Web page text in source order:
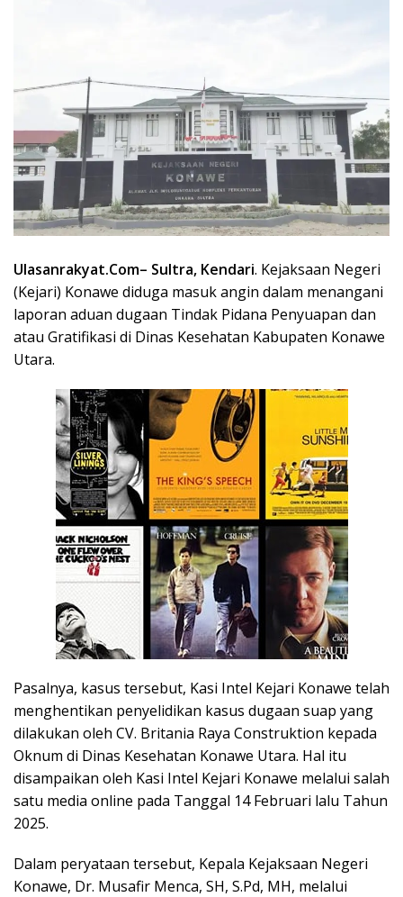
Ulasanrakyat.Com– Sultra, Kendari. Kejaksaan Negeri
(Kejari) Konawe diduga masuk angin dalam menangani
laporan aduan dugaan Tindak Pidana Penyuapan dan
atau Gratifikasi di Dinas Kesehatan Kabupaten Konawe
Utara.
Pasalnya, kasus tersebut, Kasi Intel Kejari Konawe telah
menghentikan penyelidikan kasus dugaan suap yang
dilakukan oleh CV. Britania Raya Construktion kepada
Oknum di Dinas Kesehatan Konawe Utara. Hal itu
disampaikan oleh Kasi Intel Kejari Konawe melalui salah
satu media online pada Tanggal 14 Februari lalu Tahun
2025.
Dalam peryataan tersebut, Kepala Kejaksaan Negeri
Konawe, Dr. Musafir Menca, SH, S.Pd, MH, melalui